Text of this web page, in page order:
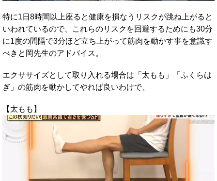
特に1日8時間以上座ると健康を損なうリスクが跳ね上がると
いわれているので、これらのリスクを回避するためにも30分
に1度の間隔で3分ほど立ち上がって筋肉を動かす事を意識す
べきと岡先生のアドバイス。
エクササイズとして取り入れる場合は「太もも」「ふくらは
ぎ」の筋肉を動かしてやれば良いわけで、
【太もも】